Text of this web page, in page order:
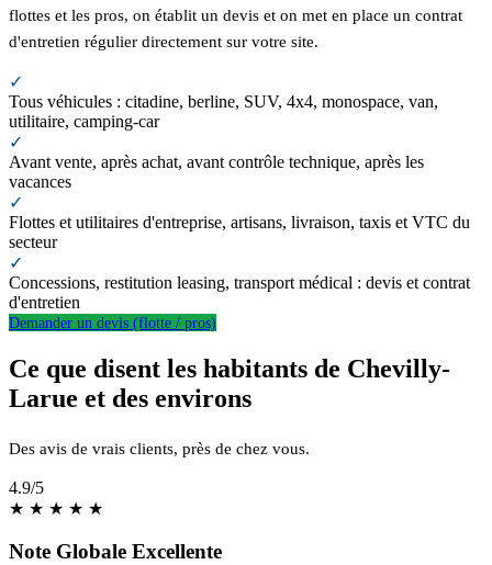
flottes et les pros, on établit un devis et on met en place un contrat
d'entretien régulier directement sur votre site.
✓
Tous véhicules : citadine, berline, SUV, 4x4, monospace, van,
utilitaire, camping-car
✓
Avant vente, après achat, avant contrôle technique, après les
vacances
✓
Flottes et utilitaires d'entreprise, artisans, livraison, taxis et VTC du
secteur
✓
Concessions, restitution leasing, transport médical : devis et contrat
d'entretien
Demander un devis (flotte / pros)
Ce que disent les habitants de Chevilly-
Larue et des environs
Des avis de vrais clients, près de chez vous.
4.9/5
★ ★ ★ ★ ★
Note Globale Excellente